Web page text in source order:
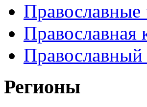
Православные
Православная
Регионы